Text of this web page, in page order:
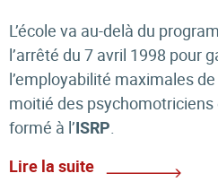
L’école va au-delà du
l’arrêté du 7 avril 1998 pour
l’employabilité maximales
moitié des
formé à l’ISRP.
Lire la suite